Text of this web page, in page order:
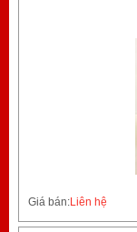
Giá bán:Liên hệ